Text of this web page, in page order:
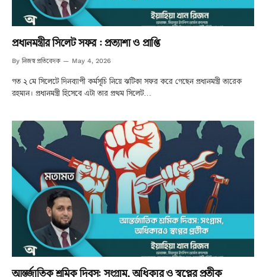
প্রধানমন্ত্রীর সিলেট সফর : প্রত্যাশা ও প্রাপ্তি
By নিজস্ব প্রতিবেদক May 4, 2026
গত ২ মে সিলেটে দিনব্যাপী কর্মসূচি নিয়ে ঝটিকা সফর করে গেছেন প্রধানমন্ত্রী তারেক
রহমান। প্রধানমন্ত্রী হিসেবে এটা তার প্রথম সিলেট…
আন্তর্জাতিক শ্রমিক দিবস: সংগ্রাম, অধিকার ও স্বপ্নের প্রতীক